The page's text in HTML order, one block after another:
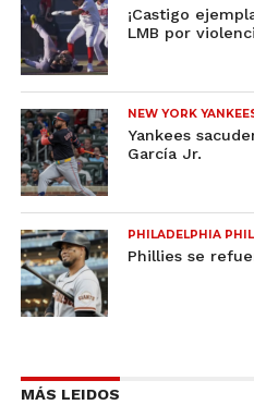
¡Castigo
LMB por
NEW YORK
Yankees
García Jr.
PHILADELPHIA
Phillies se
MÁS LEIDOS